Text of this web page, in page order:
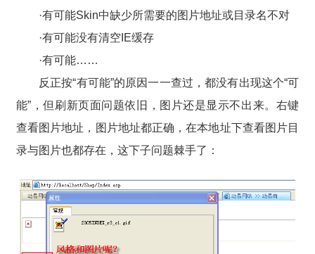
·有可能Skin中缺少所需要的图片地址或目录名不对
·有可能没有清空IE缓存
·有可能……
反正按“有可能”的原因一一查过，都没有出现这个“可
能”，但刷新页面问题依旧，图片还是显示不出来。右键
查看图片地址，图片地址都正确，在本地址下查看图片目
录与图片也都存在，这下子问题棘手了：